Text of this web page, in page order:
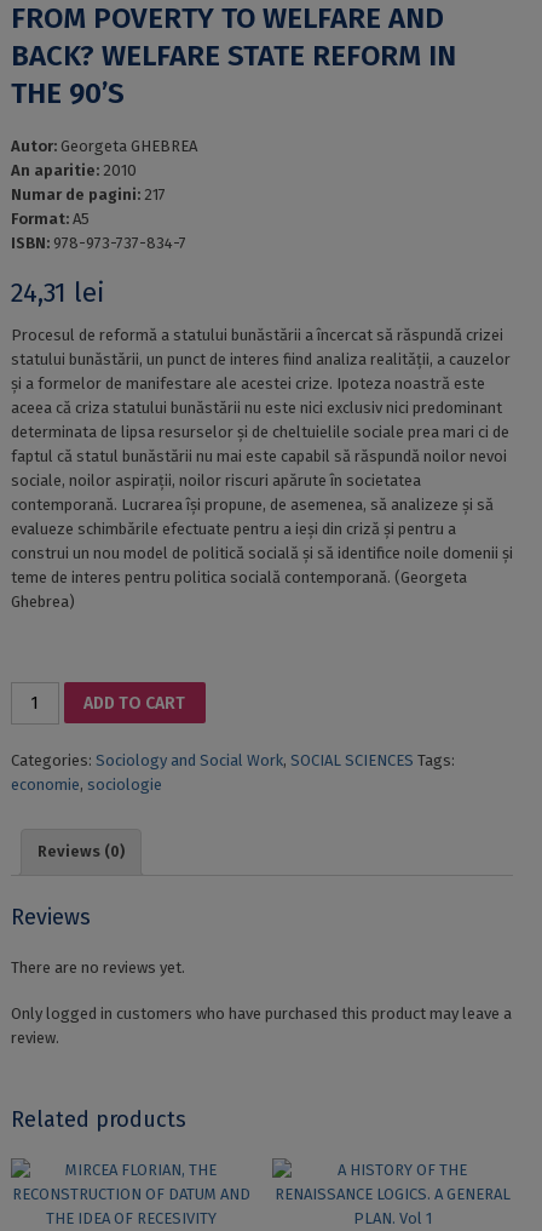
FROM POVERTY TO WELFARE AND
BACK? WELFARE STATE REFORM IN
THE 90’S
Autor: Georgeta GHEBREA
An aparitie: 2010
Numar de pagini: 217
Format: A5
ISBN: 978-973-737-834-7
24,31 lei
Procesul de reformă a statului bunăstării a încercat să răspundă crizei
statului bunăstării, un punct de interes fiind analiza realității, a cauzelor
și a formelor de manifestare ale acestei crize. Ipoteza noastră este
aceea că criza statului bunăstării nu este nici exclusiv nici predominant
determinata de lipsa resurselor și de cheltuielile sociale prea mari ci de
faptul că statul bunăstării nu mai este capabil să răspundă noilor nevoi
sociale, noilor aspirații, noilor riscuri apărute în societatea
contemporană. Lucrarea își propune, de asemenea, să analizeze și să
evalueze schimbările efectuate pentru a ieși din criză și pentru a
construi un nou model de politică socială și să identifice noile domenii și
teme de interes pentru politica socială contemporană. (Georgeta
Ghebrea)
FROM
WELFARE
AND
STATE
IN
90's
ADD TO CART
Categories: Sociology and Social Work, SOCIAL SCIENCES Tags:
economie, sociologie
Reviews (0)
Reviews
There are no reviews yet.
Only logged in customers who have purchased this product may leave a
review.
Related products